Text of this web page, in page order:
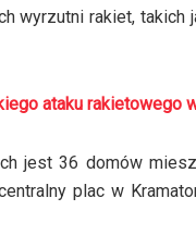
wyrzutni rakiet, takich
ataku rakietowego
jest 36 domów
plac w